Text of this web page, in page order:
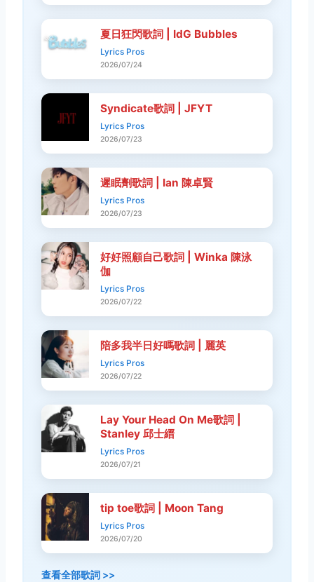
夏日狂閃歌詞 | IdG Bubbles
Lyrics Pros
2026/07/24
Syndicate歌詞 | JFYT
Lyrics Pros
2026/07/23
遲眠劑歌詞 | Ian 陳卓賢
Lyrics Pros
2026/07/23
好好照顧自己歌詞 | Winka 陳泳
伽
Lyrics Pros
2026/07/22
陪多我半日好嗎歌詞 | 麗英
Lyrics Pros
2026/07/22
Lay Your Head On Me歌詞 |
Stanley 邱士縉
Lyrics Pros
2026/07/21
tip toe歌詞 | Moon Tang
Lyrics Pros
2026/07/20
查看全部歌詞 >>